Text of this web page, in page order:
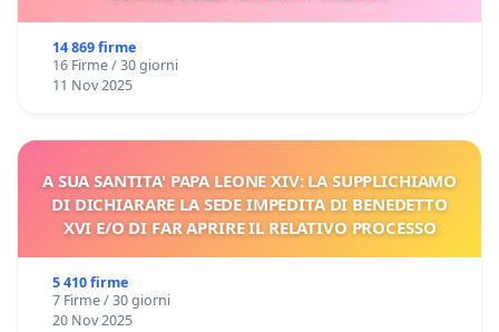
14 869 firme
16 Firme / 30 giorni
11 Nov 2025
A SUA SANTITA' PAPA LEONE XIV: LA SUPPLICHIAMO
DI DICHIARARE LA SEDE IMPEDITA DI BENEDETTO
XVI E/O DI FAR APRIRE IL RELATIVO PROCESSO
5 410 firme
7 Firme / 30 giorni
20 Nov 2025